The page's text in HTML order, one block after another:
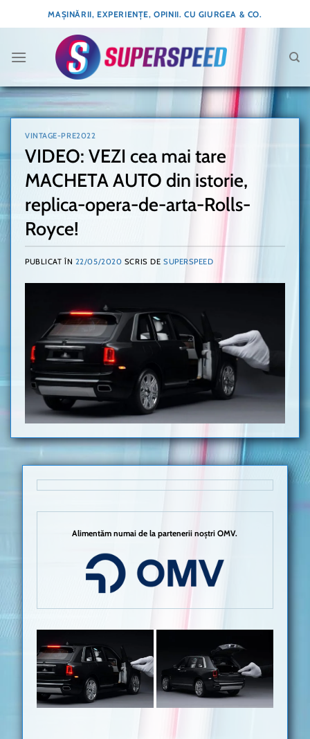
to
MAȘINĂRII, EXPERIENȚE, OPINII. CU GIURGEA & CO.
VINTAGE-PRE2022
VIDEO: VEZI cea mai tare
MACHETA AUTO din istorie,
replica-opera-de-arta-Rolls-
Royce!
PUBLICAT ÎN 22/05/2020 SCRIS DE SUPERSPEED
Alimentăm numai de la partenerii noștri OMV.